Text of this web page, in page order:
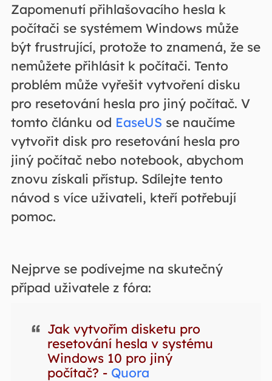
Zapomenutí přihlašovacího hesla k
počítači se systémem Windows může
být frustrující, protože to znamená, že se
nemůžete přihlásit k počítači. Tento
problém může vyřešit vytvoření disku
pro resetování hesla pro jiný počítač. V
tomto článku od EaseUS se naučíme
vytvořit disk pro resetování hesla pro
jiný počítač nebo notebook, abychom
znovu získali přístup. Sdílejte tento
návod s více uživateli, kteří potřebují
pomoc.
Nejprve se podívejme na skutečný
případ uživatele z fóra:
Jak vytvořím disketu pro
resetování hesla v systému
Windows 10 pro jiný
počítač? - Quora